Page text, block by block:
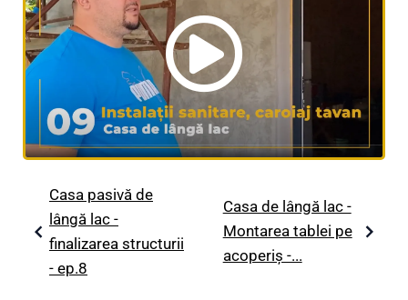
Casa pasivă de
lângă lac -
finalizarea structurii
- ep.8
Casa de lângă lac -
Montarea tablei pe
acoperiș -...